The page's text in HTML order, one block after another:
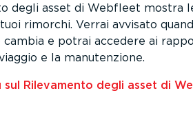
degli asset di Webfleet mostra
rimorchi. Verrai avvisato
cambia e potrai accedere ai
e la manuten­zione.
sul Rilevamento degli asset di